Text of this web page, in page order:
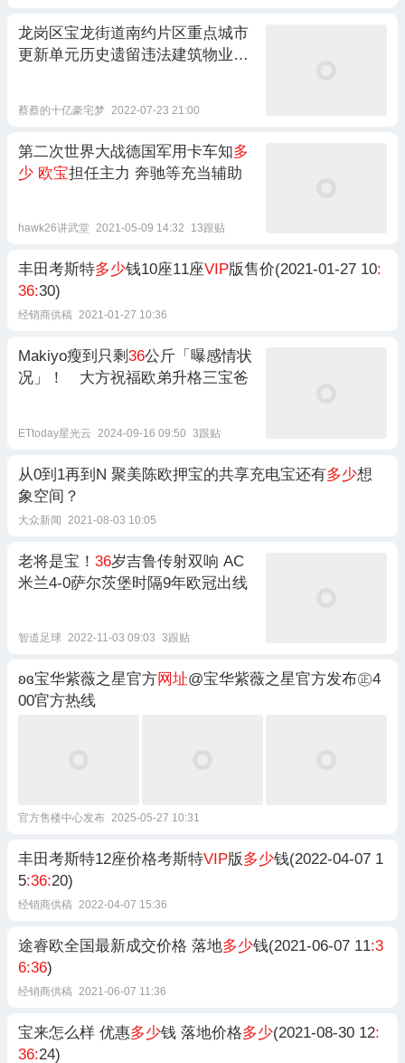
龙岗区宝龙街道南约片区重点城市
更新单元历史遗留违法建筑物业权
蔡蔡的十亿豪宅梦 2022-07-23 21:00
第二次世界大战德国军用卡车知多
少 欧宝担任主力 奔驰等充当辅助
hawk26讲武堂 2021-05-09 14:32 13跟贴
丰田考斯特多少钱10座11座VIP版售价(2021-01-27 10:
36:30)
经销商供稿 2021-01-27 10:36
Makiyo瘦到只剩36公斤「曝感情状
况」！ 大方祝福欧弟升格三宝爸
ETtoday星光云 2024-09-16 09:50 3跟贴
从0到1再到N 聚美陈欧押宝的共享充电宝还有多少想
象空间？
大众新闻 2021-08-03 10:05
老将是宝！ 36岁吉鲁传射双响 AC
米兰4-0萨尔茨堡时隔9年欧冠出线
智道足球 2022-11-03 09:03 3跟贴
ʚɞ宝华紫薇之星官方网址@宝华紫薇之星官方发布㊣4
00官方热线
官方售楼中心发布 2025-05-27 10:31
丰田考斯特12座价格考斯特VIP版多少钱(2022-04-07 1
5:36:20)
经销商供稿 2022-04-07 15:36
途睿欧全国最新成交价格 落地多少钱(2021-06-07 11:3
6:36)
经销商供稿 2021-06-07 11:36
宝来怎么样 优惠多少钱 落地价格多少(2021-08-30 12:
36:24)